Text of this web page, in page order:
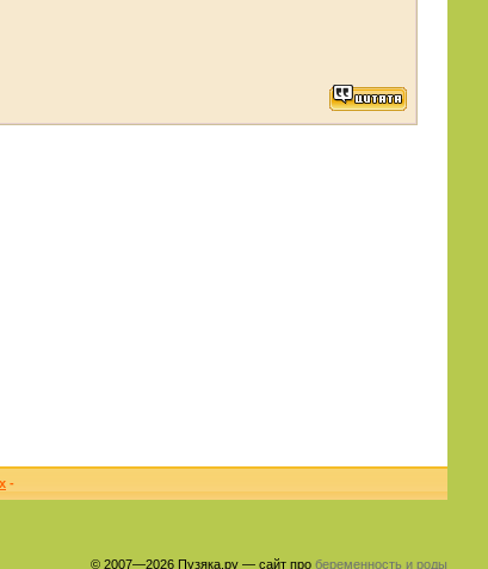
-
© 2007—2026 Пузяка.ру — сайт пробеременность и роды